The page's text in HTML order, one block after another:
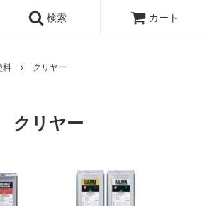
検索 カート
料 クリヤー
クリヤー